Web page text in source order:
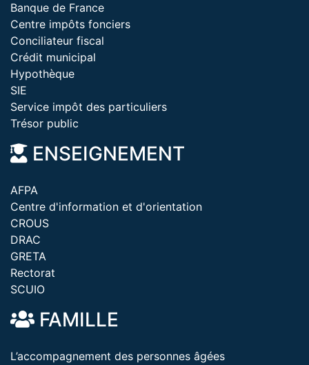
Banque de France
Centre impôts fonciers
Conciliateur fiscal
Crédit municipal
Hypothèque
SIE
Service impôt des particuliers
Trésor public
ENSEIGNEMENT
AFPA
Centre d'information et d'orientation
CROUS
DRAC
GRETA
Rectorat
SCUIO
FAMILLE
L’accompagnement des personnes âgées